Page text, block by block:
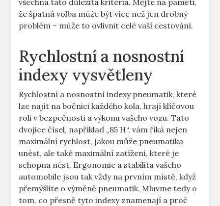
všechna tato důležitá kritéria. Mějte na paměti,
že špatná volba může být více než jen drobný
problém – může to ovlivnit celé vaší cestování.
Rychlostní a nosnostní
indexy vysvětleny
Rychlostní a nosnostní indexy pneumatik, které
lze najít na bočnici každého kola, hrají klíčovou
roli v bezpečnosti a výkonu vašeho vozu. Tato
dvojice čísel, například „85 H“, vám říká nejen
maximální rychlost, jakou může pneumatika
unést, ale také maximální zatížení, které je
schopna nést. Ergonomie a stabilita vašeho
automobile jsou tak vždy na prvním místě, když
přemýšlíte o výměně pneumatik. Mluvme tedy o
tom, co přesně tyto indexy znamenají a proč